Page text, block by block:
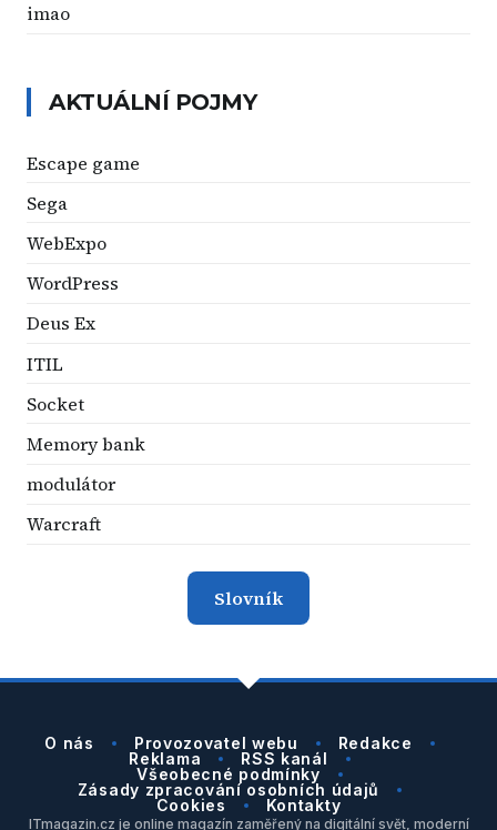
imao
AKTUÁLNÍ POJMY
Escape game
Sega
WebExpo
WordPress
Deus Ex
ITIL
Socket
Memory bank
modulátor
Warcraft
Slovník
O nás Provozovatel webu
Redakce
Reklama
RSS kanál
Všeobecné podmínky
Zásady zpracování osobních údajů
Cookies
Kontakty
ITmagazin.cz je online magazín zaměřený na digitální svět, moderní